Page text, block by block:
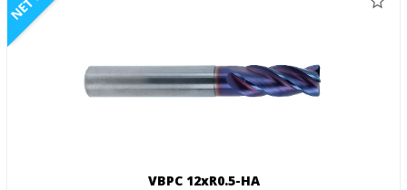
VBPC 12xR0.5-HA